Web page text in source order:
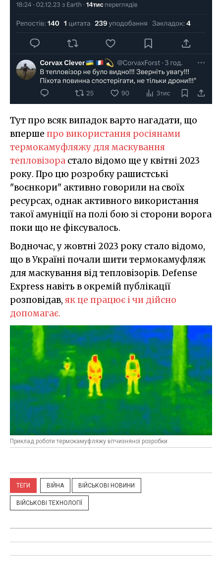
Тут про всяк випадок варто нагадати, що
вперше про використання росіянами
термокамуфляжу для маскування
тепловізора стало відомо ще у квітні 2023
року. Про цю розробку рашистські
"воєнкори" активно говорили на своїх
ресурсах, однак активного використання
такої амуніції на полі бою зі сторони ворога
поки що не фіксувалось.
Водночас, у жовтні 2023 року стало відомо,
що в Україні почали шити термокамуфляж
для маскування від тепловізорів. Defense
Express навіть в окремій публікації
розповідав, як це працює і чи дійсно
допомагає.
Приклад роботи термокамуфляжу вітчизняної розробки
ТЕГИ ВІЙНА ВІЙСЬКОВІ НОВИНИ
ВІЙСЬКОВІ ТЕХНОЛОГІЇ